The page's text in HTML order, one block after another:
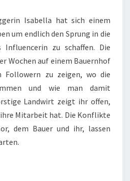
Isabella hat sich einem
um endlich den Sprung in die
Influencerin zu schaffen. Die
Wochen auf einem Bauernhof
Followern zu zeigen, wo die
und wie man damit
Landwirt zeigt ihr offen,
Mitarbeit hat. Die Konflikte
dem Bauer und ihr, lassen